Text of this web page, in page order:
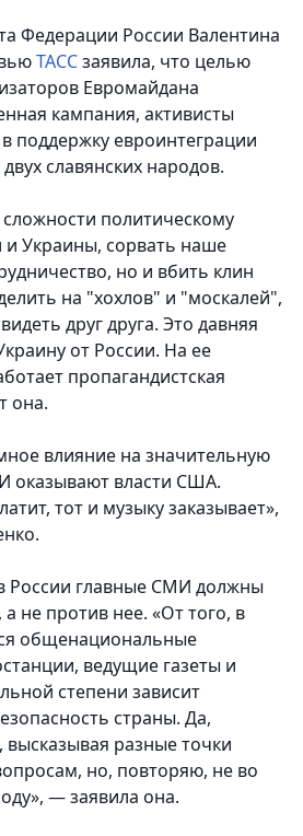
Федерации России Валентина
ТАССзаявила, что целью
Евромайдана
кампания, активисты
поддержку евроинтеграции
славянских народов.
политическому
и Украины, сорвать наше
но и вбить клин
на "хохлов" и "москалей",
друг друга. Это давняя
от России. На ее
пропагандистская
она.
влияние на значительную
оказывают власти США.
тот и музыку заказывает»,
России главные СМИ должны
а не против нее. «От того, в
общенациональные
ведущие газеты и
степени зависит
страны. Да,
высказывая разные точки
но, повторяю, не во
— заявила она.